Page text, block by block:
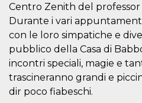
Centro Zenith del
Durante i vari
con le loro simpatiche e
pubblico della Casa di
incontri speciali, magie e
trascineranno grandi e
dir poco fiabeschi.
Nombre
c_user
datr